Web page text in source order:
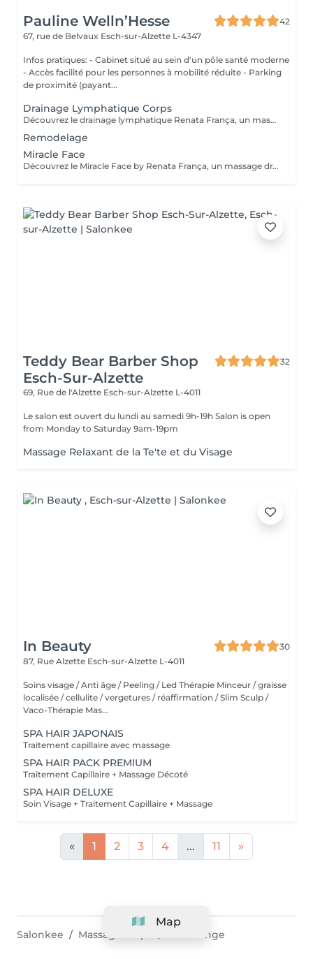
Pauline Welln’Hesse
42
67, rue de Belvaux Esch-sur-Alzette L-4347
Infos pratiques: - Cabinet situé au sein d'un pôle santé moderne
- Accès facilité pour les personnes à mobilité réduite - Parking
de proximité (payant...
Drainage Lymphatique Corps
Découvrez le drainage lymphatique Renata França, un massage unique aux résultats visibles dès la première séance. Grâce à une technique spécifique et des manuvres rythmées; il favorise l'élimination des toxines, diminue la rétention d'eau, sculpte la silhouette et procure une profonde sensation de bien-être. Prenez soin de votre corps et ressentez un véritable renouveau! Contre-indications: phlébites, troubles cardiaques, maladies graves, infections en cours, grossesse sans avis médical. Fréquence recommandée: La fréquence des soins va dépendre de votre métabolisme, ainsi que de vos attentes. Un bilan sera fait lors de notre 1er rendez-vous afin de répondre au mieux à vos besoins.
Remodelage
Miracle Face
Découvrez le Miracle Face by Renata França, un massage drainant du visage à l'effet liftant naturel. Grâce à des techniques exclusives, il dégonfle, redessine et illumine votre visage dès la première séance. Fréquence recommandée: En cure: 1 à 2 séances par semaine pendant 4 semaines pour un effet liftant et drainant maximal En entretien: 1 séance toutes les 3 à 4 semaines pour conserver l'éclat et la tonicité Ponctuellement: avant un évènement, pour un effet bonne mine immédiat
Teddy Bear Barber Shop
Esch-Sur-Alzette
32
69, Rue de l'Alzette Esch-sur-Alzette L-4011
Le salon est ouvert du lundi au samedi 9h-19h Salon is open
from Monday to Saturday 9am-19pm
Massage Relaxant de la Te'te et du Visage
In Beauty
30
87, Rue Alzette Esch-sur-Alzette L-4011
Soins visage / Anti âge / Peeling / Led Thérapie Minceur / graisse
localisée / cellulite / vergetures / réaffirmation / Slim Sculp /
Vaco-Thérapie Mas...
SPA HAIR JAPONAIS
Traitement capillaire avec massage
SPA HAIR PACK PREMIUM
Traitement Capillaire + Massage Décoté
SPA HAIR DELUXE
Soin Visage + Traitement Capillaire + Massage
« 1 2 3 4 ... 11 »
Map
Salonkee Massage & Spa Schifflange